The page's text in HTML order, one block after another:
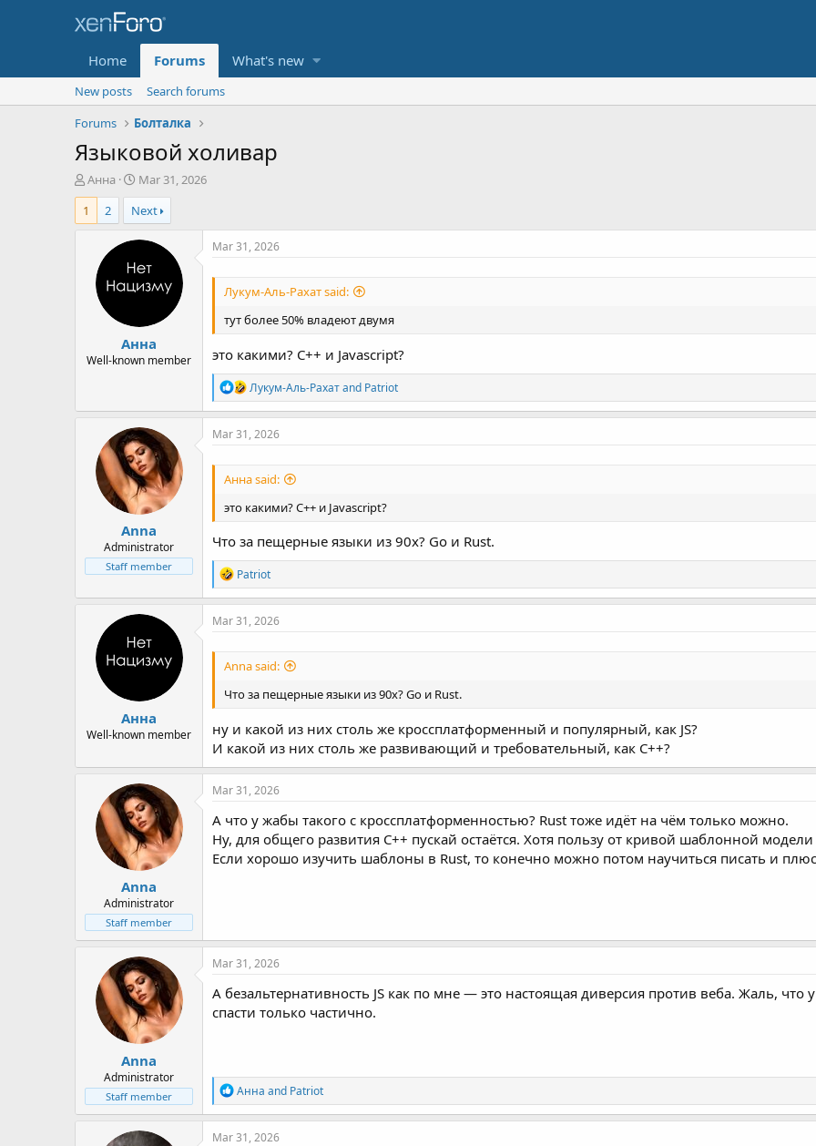
Home Forums What's new
New posts
Search forums
Forums
Болталка
Языковой холивар
T
h
r
e
e
Анна
S
t
a
r
t
d
a
t
Mar 31, 2026
1
2 Next
Анна
Well-known member
Mar 31, 2026
Лукум-Аль-Рахат said:
тут более 50% владеют двумя
это какими? C++ и Javascript?
R
e
a
t
n
s
:
Лукум-Аль-Рахатand Patriot
Anna
Administrator
Staff member
Mar 31, 2026
Анна said:
это какими? C++ и Javascript?
Что за пещерные языки из 90х? Go и Rust.
R
e
a
c
n
s
Patriot
Анна
Well-known member
Mar 31, 2026
Anna said:
Что за пещерные языки из 90х? Go и Rust.
ну и какой из них столь же кроссплатформенный и популярный, как JS?
И какой из них столь же развивающий и требовательный, как С++?
Anna
Administrator
Staff member
Mar 31, 2026
А что у жабы такого с кроссплатформенностью? Rust тоже идёт на чём только можно.
Ну, для общего развития С++ пускай остаётся. Хотя пользу от кривой шаблонной
Если хорошо изучить шаблоны в Rust, то конечно можно потом научиться писать и
Anna
Administrator
Staff member
Mar 31, 2026
А безальтернативность JS как по мне — это настоящая диверсия против веба. Жаль, что
спасти только частично.
R
e
a
c
Анна and Patriot
Mar 31, 2026